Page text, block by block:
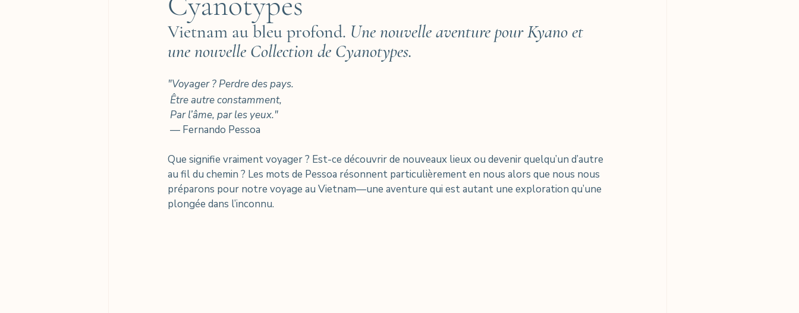
Vietnam au bleu profond. Une nouvelle aventure pour Kyano et
une nouvelle Collection de Cyanotypes.
"Voyager ? Perdre des pays.
Être autre constamment,
Par l’âme, par les yeux."
— Fernando Pessoa
Que signifie vraiment voyager ? Est-ce découvrir de nouveaux lieux ou devenir quelqu’un d’autre
au fil du chemin ? Les mots de Pessoa résonnent particulièrement en nous alors que nous nous
préparons pour notre voyage au Vietnam—une aventure qui est autant une exploration qu’une
plongée dans l’inconnu.